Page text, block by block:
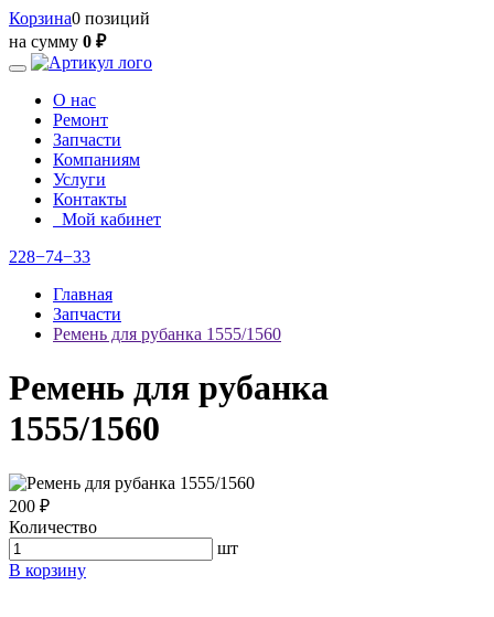
Корзина0 позиций
на сумму 0 ₽
О нас
Ремонт
Запчасти
Компаниям
Услуги
Контакты
Мой кабинет
228−74−33
Главная
Запчасти
Ремень для рубанка 1555/1560
Ремень для рубанка
1555/1560
200 ₽
Количество
шт
В корзину